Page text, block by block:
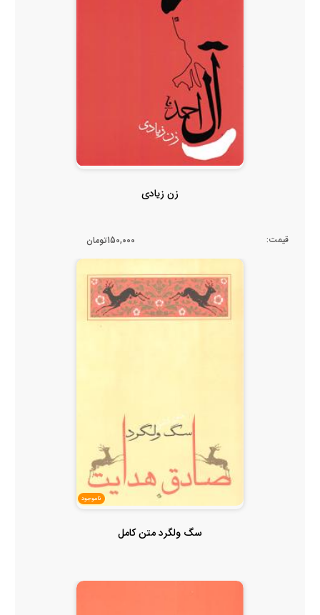
زن زیادی
قیمت: 150,000تومان
ناموجود
سگ ولگرد متن کامل